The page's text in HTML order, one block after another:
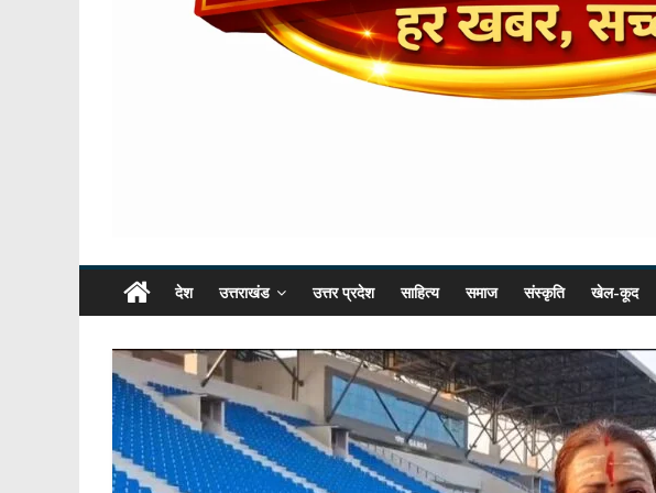
देश उत्तराखंड उत्तर प्रदेश साहित्य समाज संस्कृति खेल-कूद